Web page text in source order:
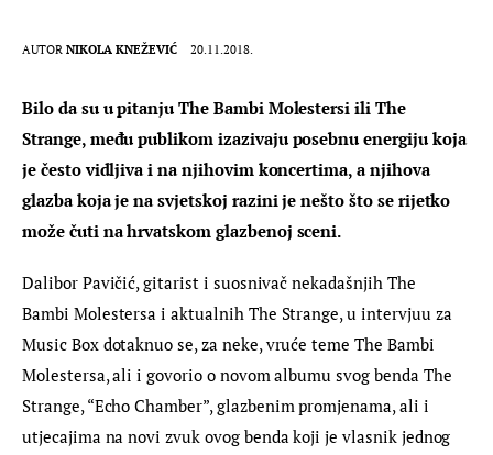
AUTOR NIKOLA KNEŽEVIĆ 20.11.2018.
Bilo da su u pitanju The Bambi Molestersi ili The
Strange, među publikom izazivaju posebnu energiju koja
je često vidljiva i na njihovim koncertima, a njihova
glazba koja je na svjetskoj razini je nešto što se rijetko
može čuti na hrvatskom glazbenoj sceni.
Dalibor Pavičić, gitarist i suosnivač nekadašnjih The
Bambi Molestersa i aktualnih The Strange, u intervjuu za
Music Box dotaknuo se, za neke, vruće teme The Bambi
Molestersa, ali i govorio o novom albumu svog benda The
Strange, “Echo Chamber”, glazbenim promjenama, ali i
utjecajima na novi zvuk ovog benda koji je vlasnik jednog